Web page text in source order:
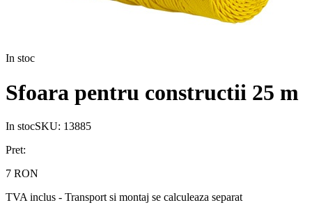
In stoc
Sfoara pentru constructii 25 m
In stocSKU: 13885
Pret:
7 RON
TVA inclus - Transport si montaj se calculeaza separat